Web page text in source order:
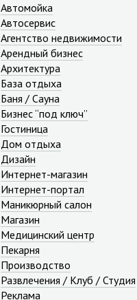
Автомойка
Автосервис
Агентство недвижимости
Арендный бизнес
Архитектура
База отдыха
Баня / Сауна
Бизнес “под ключ”
Гостиница
Дом отдыха
Дизайн
Интернет-магазин
Интернет-портал
Маникюрный салон
Магазин
Медицинский центр
Пекарня
Производство
Развлечения / Клуб / Студия
Реклама